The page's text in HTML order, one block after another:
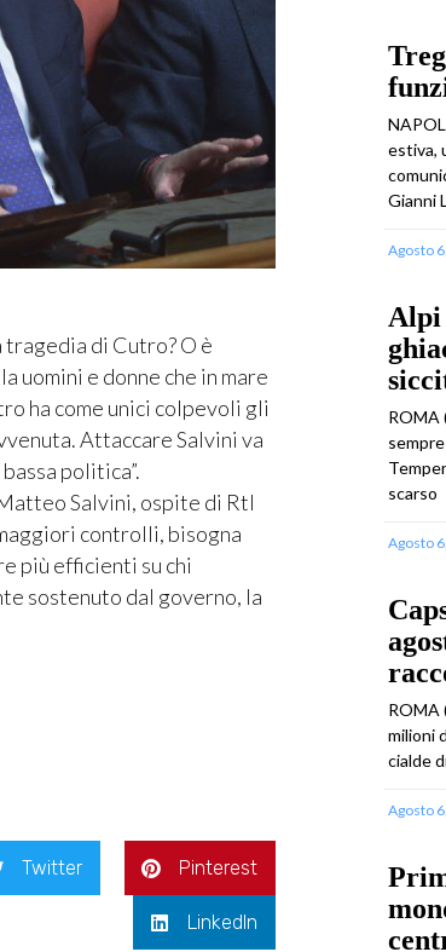
tragedia di Cutro? O è
uomini e donne che in mare
ha come unici colpevoli gli
Attaccare Salvini va
politica”.
Salvini, ospite di Rtl
controlli, bisogna
più efficienti su chi
sostenuto dal governo, la
Twitter Pinterest
LinkedIn
estiva,
Gianni
Agosto
Alpi
ROMA
scarso
Agosto
ROMA
milioni
cialde
Agosto